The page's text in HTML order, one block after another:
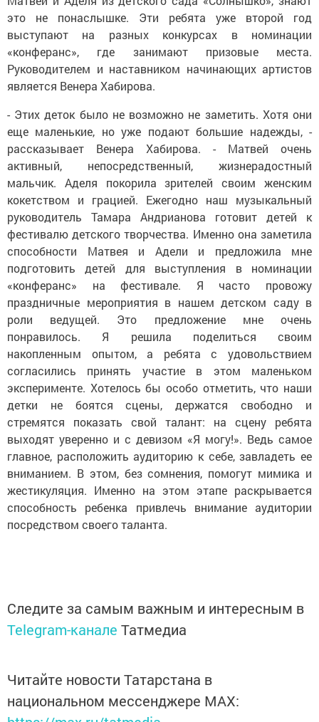
это не понаслышке. Эти ребята уже второй год
выступают на разных конкурсах в номинации
«конферанс», где занимают призовые места.
Руководителем и наставником начинающих артистов
является Венера Хабирова.
- Этих деток было не возможно не заметить. Хотя они
еще маленькие, но уже подают большие надежды, -
рассказывает Венера Хабирова. - Матвей очень
активный, непосредственный, жизнерадостный
мальчик. Аделя покорила зрителей своим женским
кокетством и грацией. Ежегодно наш музыкальный
руководитель Тамара Андрианова готовит детей к
фестивалю детского творчества. Именно она заметила
способности Матвея и Адели и предложила мне
подготовить детей для выступления в номинации
«конферанс» на фестивале. Я часто провожу
праздничные мероприятия в нашем детском саду в
роли ведущей. Это предложение мне очень
понравилось. Я решила поделиться своим
накопленным опытом, а ребята с удовольствием
согласились принять участие в этом маленьком
эксперименте. Хотелось бы особо отметить, что наши
детки не боятся сцены, держатся свободно и
стремятся показать свой талант: на сцену ребята
выходят уверенно и с девизом «Я могу!». Ведь самое
главное, расположить аудиторию к себе, завладеть ее
вниманием. В этом, без сомнения, помогут мимика и
жестикуляция. Именно на этом этапе раскрывается
способность ребенка привлечь внимание аудитории
посредством своего таланта.
Следите за самым важным и интересным в
Telegram-канале Татмедиа
Читайте новости Татарстана в
национальном мессенджере MАХ: